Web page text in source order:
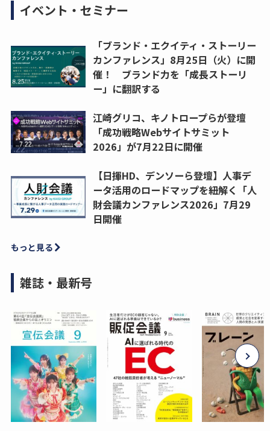
イベント・セミナー
「ブランド・エクイティ・ストーリー
カンファレンス」8月25日（火）に開
催！ ブランド力を「成長ストーリ
ー」に翻訳する
江崎グリコ、キノトロープらが登壇
「成功戦略Webサイトサミット
2026」が7月22日に開催
【日揮HD、デンソーら登壇】人事デ
ータ活用のロードマップを紐解く「人
財会議カンファレンス2026」7月29
日開催
もっと見る
雑誌・最新号